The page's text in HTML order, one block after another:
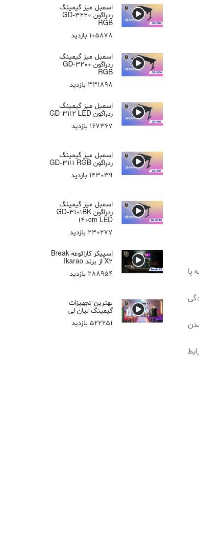
یا
اسمبل میز گیمینگ
ردراگون GD-3220
RGB
105878 بازدید
اسمبل میز گیمینگ
ردراگون GD-3200
RGB
331898 بازدید
اسمبل میز گیمینگ
ردراگون GD-3112 LED
167367 بازدید
اسمبل میز گیمینگ
ردراگون GD-3111 RGB
143039 بازدید
اسمبل میز گیمینگ
ردراگون GD-3101BK
140cm LED
230277 بازدید
اسپیکر کارائوعه Break
X2 از برند Ikarao
288954 بازدید
بهترین تجهیزات
گیمینگ لیان لی
522251 بازدید